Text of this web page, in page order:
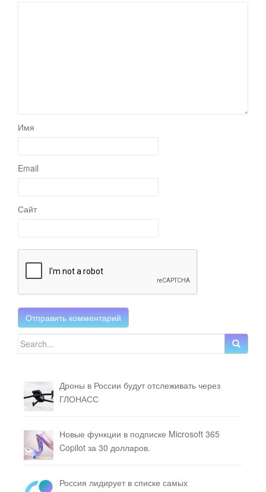
Имя
Email
Сайт
Search for:
Дроны в России будут отслеживать через
ГЛОНАСС
Новые функции в подписке Microsoft 365
Copilot за 30 долларов.
Россия лидирует в списке самых